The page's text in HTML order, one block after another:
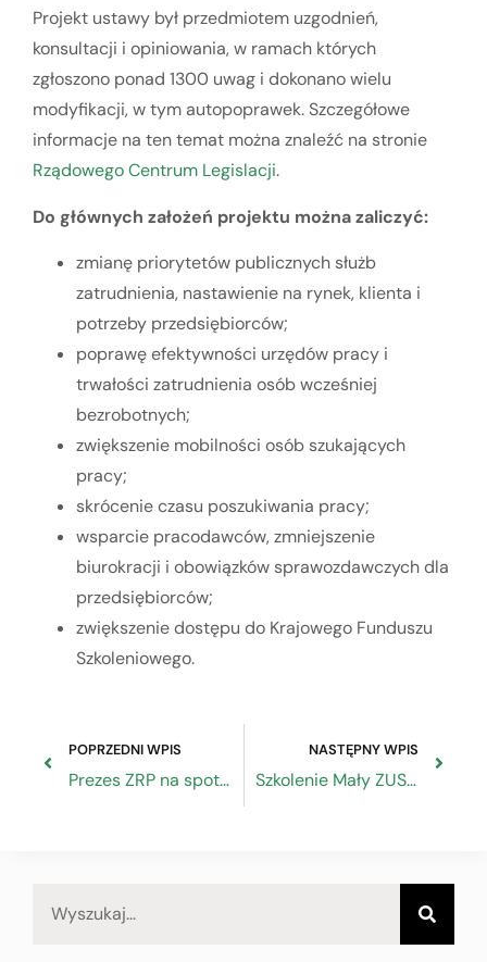
Projekt ustawy był przedmiotem uzgodnień,
konsultacji i opiniowania, w ramach których
zgłoszono ponad 1300 uwag i dokonano wielu
modyfikacji, w tym autopoprawek. Szczegółowe
informacje na ten temat można znaleźć na stronie
Rządowego Centrum Legislacji.
Do głównych założeń projektu można zaliczyć:
zmianę priorytetów publicznych służb
zatrudnienia, nastawienie na rynek, klienta i
potrzeby przedsiębiorców;
poprawę efektywności urzędów pracy i
trwałości zatrudnienia osób wcześniej
bezrobotnych;
zwiększenie mobilności osób szukających
pracy;
skrócenie czasu poszukiwania pracy;
wsparcie pracodawców, zmniejszenie
biurokracji i obowiązków sprawozdawczych dla
przedsiębiorców;
zwiększenie dostępu do Krajowego Funduszu
Szkoleniowego.
POPRZEDNI WPIS
Prezes ZRP na spotkaniu noworocznym Izby Rzemieślniczej Mazowsza, Kurpi i Podlasia
NASTĘPNY WPIS
Szkolenie Mały ZUS Plus